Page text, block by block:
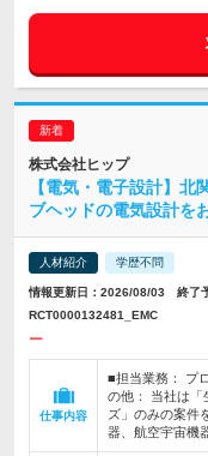
株式会社ヒップ
【電気・電子設計】
ブヘッドの電気設計を
人材紹介 学歴不問
情報更新日：2026/08/03 終了
RCT0000132481_EMC
ー
仕事内容
■担当業務： プ
の他： 当社は「
ズ」のみの案件
器、航空宇宙機